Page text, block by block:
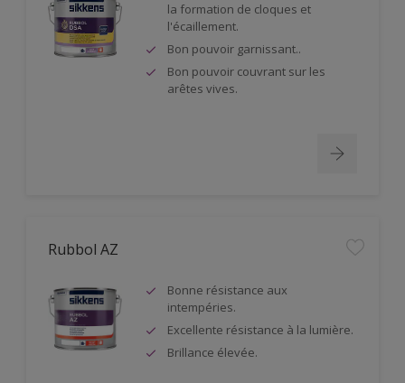
la formation de cloques et
l'écaillement.
Bon pouvoir garnissant..
Bon pouvoir couvrant sur les
arêtes vives.
Rubbol AZ
Bonne résistance aux
intempéries.
Excellente résistance à la lumière.
Brillance élevée.